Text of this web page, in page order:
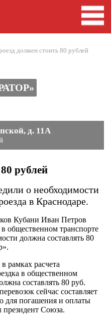
должен стоить 80 рублей
д. 11А
рублей
о необходимости
в Краснодаре.
Кубани Иван Петров
в общественном транспорте
должна составлять 80
рамках расчета
в общественном
составлять 80 руб.
сейчас составляет
для погашения и оплаты
президент Союза.